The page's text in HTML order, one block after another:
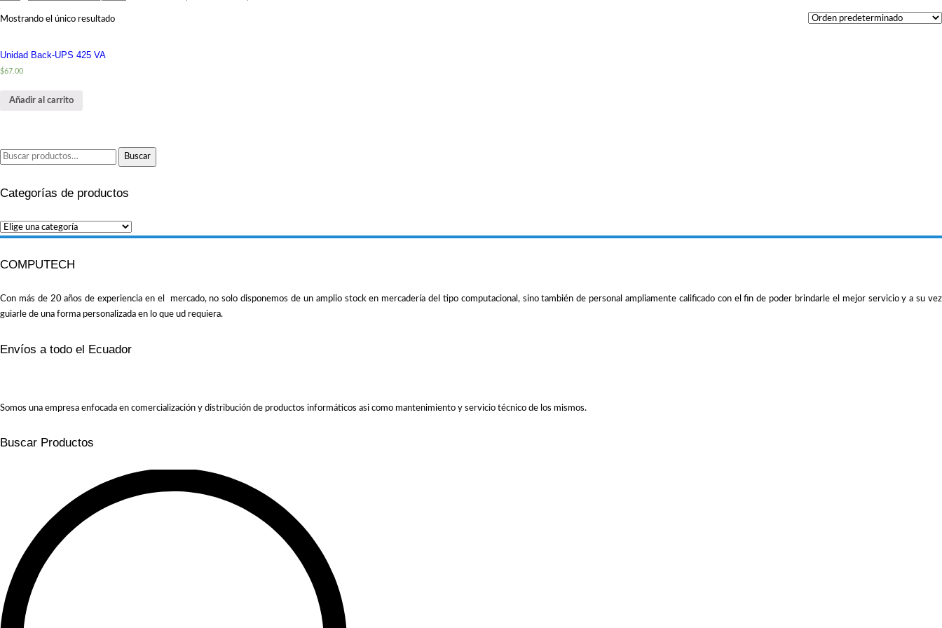
Mostrando el único resultado
Unidad Back-UPS 425 VA
$67.00
Añadir al carrito
Buscar
Buscar
Categorías de productos
COMPUTECH
Con más de 20 años de experiencia en el mercado, no solo disponemos de un amplio stock en mercadería del tipo computacional, sino también de personal ampliamente calificado con el fin de poder brindarle el mejor servicio y a su vez
guiarle de una forma personalizada en lo que ud requiera.
Envíos a todo el Ecuador
Somos una empresa enfocada en comercialización y distribución de productos informáticos asi como mantenimiento y servicio técnico de los mismos.
Buscar Productos